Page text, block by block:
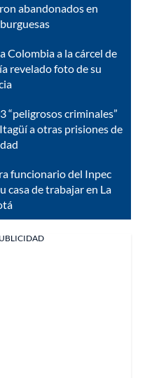
abandonados en
Colombia a la cárcel de
revelado foto de su
“peligrosos criminales”
a otras prisiones de
funcionario del Inpec
casa de trabajar en La